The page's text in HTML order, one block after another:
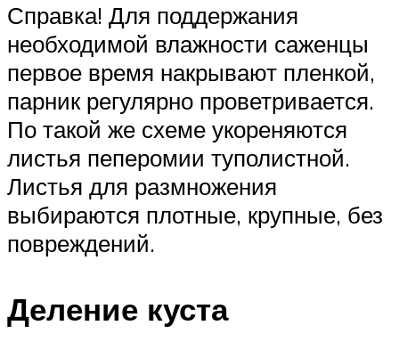
Справка! Для поддержания
необходимой влажности саженцы
первое время накрывают пленкой,
парник регулярно проветривается.
По такой же схеме укореняются
листья пеперомии туполистной.
Листья для размножения
выбираются плотные, крупные, без
повреждений.
Деление куста